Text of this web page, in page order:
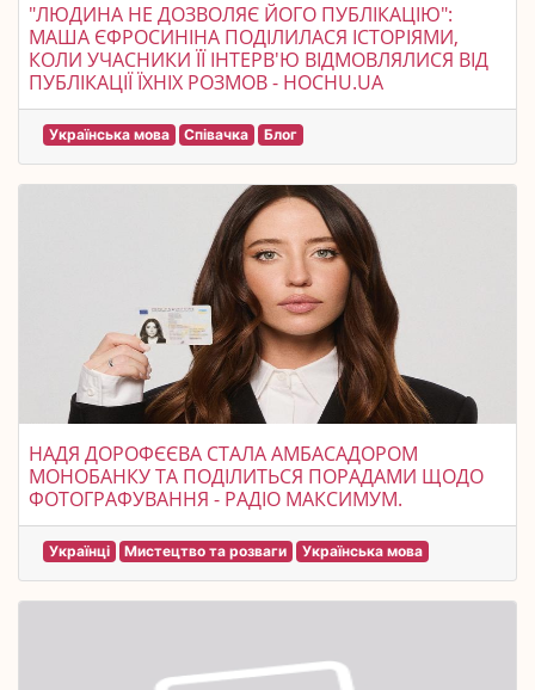
"ЛЮДИНА НЕ ДОЗВОЛЯЄ ЙОГО ПУБЛІКАЦІЮ":
МАША ЄФРОСИНІНА ПОДІЛИЛАСЯ ІСТОРІЯМИ,
КОЛИ УЧАСНИКИ ЇЇ ІНТЕРВ'Ю ВІДМОВЛЯЛИСЯ ВІД
ПУБЛІКАЦІЇ ЇХНІХ РОЗМОВ - HOCHU.UA
Українська мова Співачка Блог
НАДЯ ДОРОФЄЄВА СТАЛА АМБАСАДОРОМ
МОНОБАНКУ ТА ПОДІЛИТЬСЯ ПОРАДАМИ ЩОДО
ФОТОГРАФУВАННЯ - РАДІО МАКСИМУМ.
Українці Мистецтво та розваги Українська мова